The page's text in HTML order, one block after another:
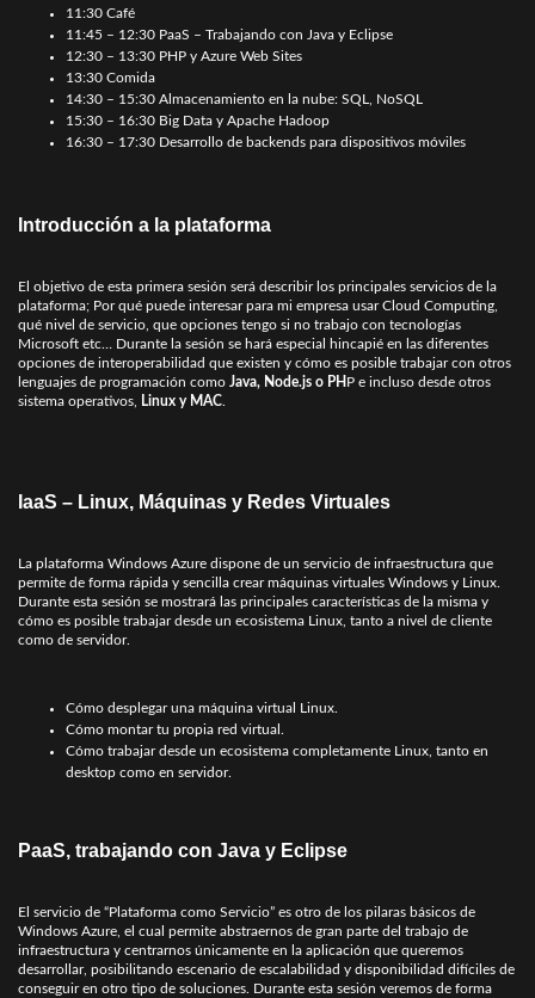
11:30 Café
11:45 – 12:30 PaaS – Trabajando con Java y Eclipse
12:30 – 13:30 PHP y Azure Web Sites
13:30 Comida
14:30 – 15:30 Almacenamiento en la nube: SQL, NoSQL
15:30 – 16:30 Big Data y Apache Hadoop
16:30 – 17:30 Desarrollo de backends para dispositivos móviles
Introducción a la plataforma
El objetivo de esta primera sesión será describir los principales servicios de la
plataforma; Por qué puede interesar para mi empresa usar Cloud Computing,
qué nivel de servicio, que opciones tengo si no trabajo con tecnologías
Microsoft etc… Durante la sesión se hará especial hincapié en las diferentes
opciones de interoperabilidad que existen y cómo es posible trabajar con otros
lenguajes de programación como Java, Node.js o PH P e incluso desde otros
sistema operativos,
Linux y MAC
IaaS – Linux, Máquinas y Redes Virtuales
La plataforma Windows Azure dispone de un servicio de infraestructura que
permite de forma rápida y sencilla crear máquinas virtuales Windows y Linux.
Durante esta sesión se mostrará las principales características de la misma y
cómo es posible trabajar desde un ecosistema Linux, tanto a nivel de cliente
como de servidor.
Cómo desplegar una máquina virtual Linux.
Cómo montar tu propia red virtual.
Cómo trabajar desde un ecosistema completamente Linux, tanto en
desktop como en servidor.
PaaS, trabajando con Java y Eclipse
El servicio de “Plataforma como Servicio” es otro de los pilaras básicos de
Windows Azure, el cual permite abstraernos de gran parte del trabajo de
infraestructura y centrarnos únicamente en la aplicación que queremos
desarrollar, posibilitando escenario de escalabilidad y disponibilidad difíciles de
conseguir en otro tipo de soluciones. Durante esta sesión veremos de forma